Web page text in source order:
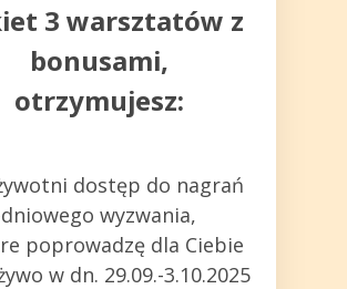
3 warsztatów z
bonusami,
otrzymujesz:
dostęp do nagrań
wyzwania,
poprowadzę dla Ciebie
w dn. 29.09.-3.10.2025